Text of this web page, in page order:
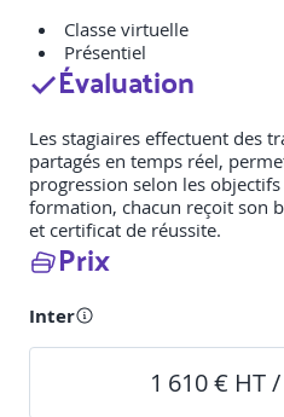
Classe virtuelle
Présentiel
Évaluation
Les stagiaires effectuent des
partagés en temps réel,
progression selon les
formation, chacun reçoit son
et certificat de réussite.
Prix
Inter
1 610 € HT